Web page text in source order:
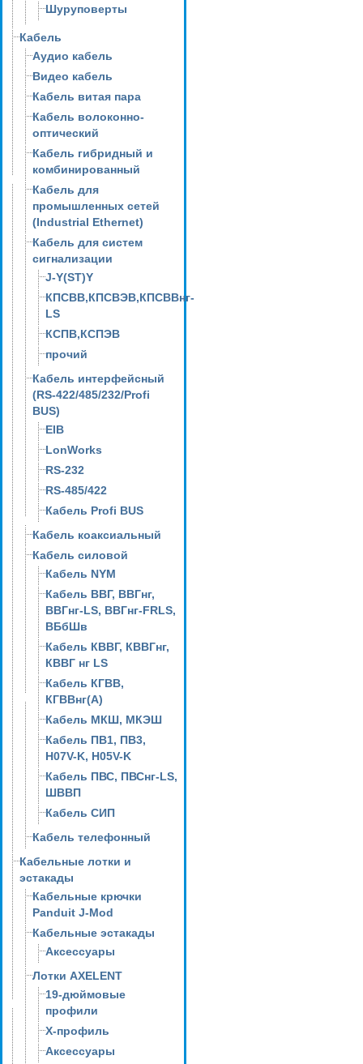
Шуруповерты
Кабель
Аудио кабель
Видео кабель
Кабель витая пара
Кабель волоконно-
оптический
Кабель гибридный и
комбинированный
Кабель для
промышленных сетей
(Industrial Ethernet)
Кабель для систем
сигнализации
J-Y(ST)Y
КПСВВ,КПСВЭВ,КПСВВнг-
LS
КСПВ,КСПЭВ
прочий
Кабель интерфейсный
(RS-422/485/232/Profi
BUS)
EIB
LonWorks
RS-232
RS-485/422
Кабель Profi BUS
Кабель коаксиальный
Кабель силовой
Кабель NYM
Кабель ВВГ, ВВГнг,
ВВГнг-LS, ВВГнг-FRLS,
ВБбШв
Кабель КВВГ, КВВГнг,
КВВГ нг LS
Кабель КГВВ,
КГВВнг(А)
Кабель МКШ, МКЭШ
Кабель ПВ1, ПВ3,
H07V-K, H05V-K
Кабель ПВС, ПВСнг-LS,
ШВВП
Кабель СИП
Кабель телефонный
Кабельные лотки и
эстакады
Кабельные крючки
Panduit J-Mod
Кабельные эстакады
Аксессуары
Лотки AXELENT
19-дюймовые
профили
X-профиль
Аксессуары